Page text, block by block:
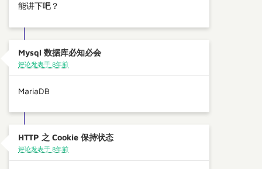
能讲下吧？
Mysql 数据库必知必会
评论发表于 8年前
MariaDB
HTTP 之 Cookie 保持状态
评论发表于 8年前